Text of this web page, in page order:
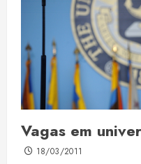
Vagas em
18/03/2011